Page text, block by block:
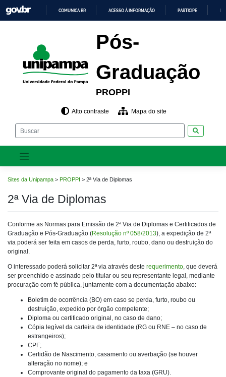
para
o
O
CONTEÚDO
COMUNICA BR ACESSO À INFORMAÇÃO PARTICIPE
Pós-
Graduação
PROPPI
Alto contraste Mapa do site
Sites da Unipampa > PROPPI > 2ª Via de Diplomas
2ª Via de Diplomas
Conforme as Normas para Emissão de 2ª Via de Diplomas e Certificados de
Graduação e Pós-Graduação (Resolução nº 058/2013), a expedição de 2ª
via poderá ser feita em casos de perda, furto, roubo, dano ou destruição do
original.
O interessado poderá solicitar 2ª via através deste requerimento, que deverá
ser preenchido e assinado pelo titular ou seu representante legal, mediante
procuração com fé pública, juntamente com a documentação abaixo:
Boletim de ocorrência (BO) em caso se perda, furto, roubo ou
destruição, expedido por órgão competente;
Diploma ou certificado original, no caso de dano;
Cópia legível da carteira de identidade (RG ou RNE – no caso de
estrangeiros);
CPF;
Certidão de Nascimento, casamento ou averbação (se houver
alteração no nome); e
Comprovante original do pagamento da taxa (GRU).